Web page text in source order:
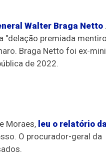
Walter Braga Netto .
"delação premiada
Braga Netto foi ex-
de 2022.
Moraes, leu o relatório
O procurador-geral da